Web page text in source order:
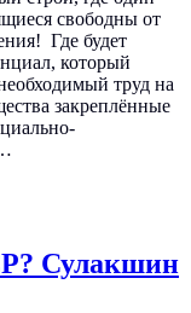
свободны от
Где будет
который
труд на
закреплённые
Сулакшин